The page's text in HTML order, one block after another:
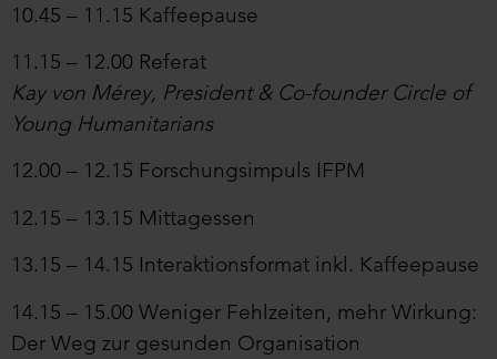
10.45 – 11.15 Kaffeepause
11.15 – 12.00 Referat
Kay von Mérey, President & Co-founder Circle of
Young Humanitarians
12.00 – 12.15 Forschungsimpuls IFPM
12.15 – 13.15 Mittagessen
13.15 – 14.15 Interaktionsformat inkl. Kaffeepause
14.15 – 15.00 Weniger Fehlzeiten, mehr Wirkung:
Der Weg zur gesunden Organisation